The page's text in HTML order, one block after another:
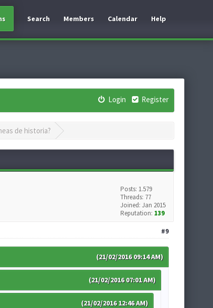
Search Members Calendar Help
Login Register
de historia?
Posts: 1.579
Threads: 77
Joined: Jan 2015
Reputation: 139
#9
(21/02/2016 09:14 AM)
(21/02/2016 07:01 AM)
(21/02/2016 12:46 AM)